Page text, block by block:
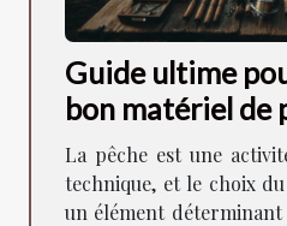
Guide ultime
bon matériel de
La pêche est une
technique, et le choix
un élément